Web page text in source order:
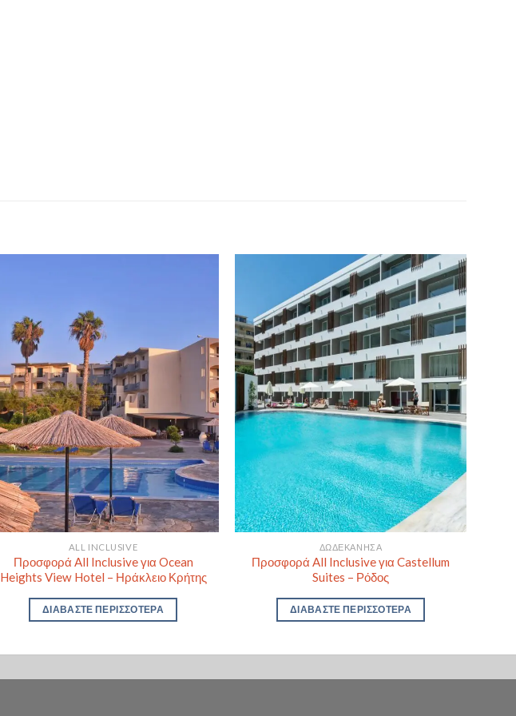
ALL INCLUSIVE
Προσφορά All Inclusive για Ocean
Heights View Hotel – Ηράκλειο Κρήτης
ΔΙΑΒΆΣΤΕ ΠΕΡΙΣΣΌΤΕΡΑ
ΔΩΔΕΚΆΝΗΣΑ
Προσφορά All Inclusive για Castellum
Suites – Ρόδος
ΔΙΑΒΆΣΤΕ ΠΕΡΙΣΣΌΤΕΡΑ